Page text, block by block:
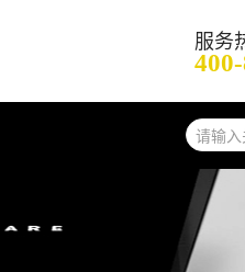
服务